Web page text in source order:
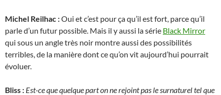
Michel Reilhac :Oui et c’est pour ça qu’il est fort, parce qu’il
parle d’un futur possible. Mais il y aussi la série Black Mirror
qui sous un angle très noir montre aussi des possibilités
terribles, de la manière dont ce qu’on vit aujourd’hui pourrait
évoluer.
Bliss : Est-ce que quelque part on ne rejoint pas le surnaturel tel que